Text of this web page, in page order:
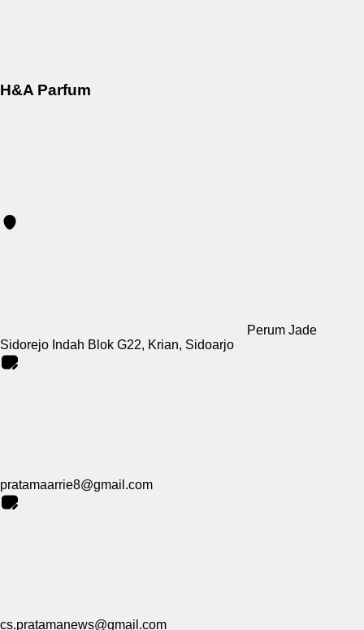
H&A Parfum
Perum Jade
Sidorejo Indah Blok G22, Krian, Sidoarjo
pratamaarrie8@gmail.com
cs.pratamanews@gmail.com